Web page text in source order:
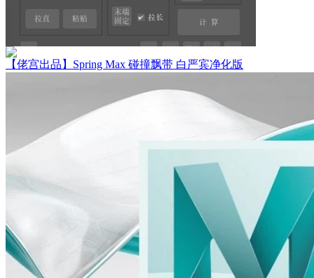
【佬宫出品】Spring Max 碰撞飘带 白严宾净化版